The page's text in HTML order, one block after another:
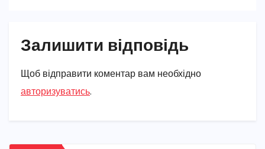
Залишити відповідь
Щоб відправити коментар вам необхідно
авторизуватись.